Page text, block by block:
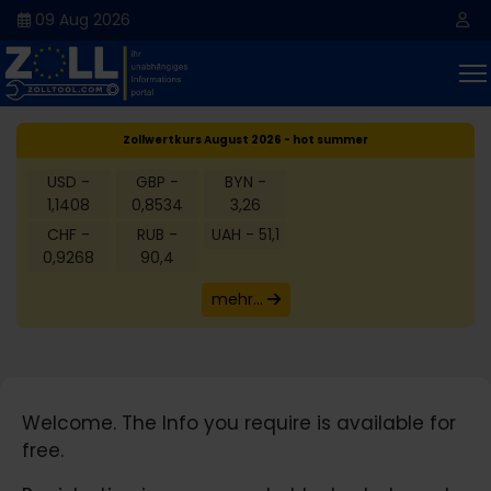
09 Aug 2026
Zollwertkurs August 2026 - hot summer
USD -
1,1408
CHF -
0,9268
GBP -
0,8534
RUB -
90,4
BYN -
3,26
UAH - 51,1
mehr...
Welcome. The Info you require is available for
free.